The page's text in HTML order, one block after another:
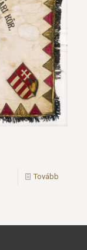
Tovább